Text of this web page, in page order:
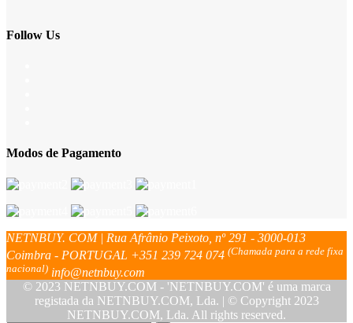
Follow Us
Modos de Pagamento
NETNBUY. COM | Rua Afrânio Peixoto, nº 291 - 3000-013
Coimbra - PORTUGAL +351 239 724 074 (Chamada para a rede fixa
nacional) info@netnbuy.com
© 2023 NETNBUY.COM - 'NETNBUY.COM' é uma marca
registada da NETNBUY.COM, Lda. | © Copyright 2023
NETNBUY.COM, Lda. All rights reserved.